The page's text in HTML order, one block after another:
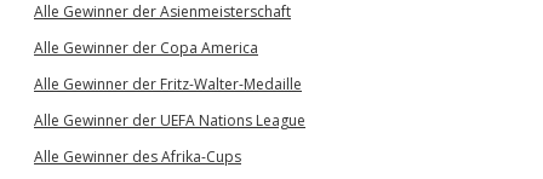
Alle Gewinner der Asienmeisterschaft
Alle Gewinner der Copa America
Alle Gewinner der Fritz-Walter-Medaille
Alle Gewinner der UEFA Nations League
Alle Gewinner des Afrika-Cups